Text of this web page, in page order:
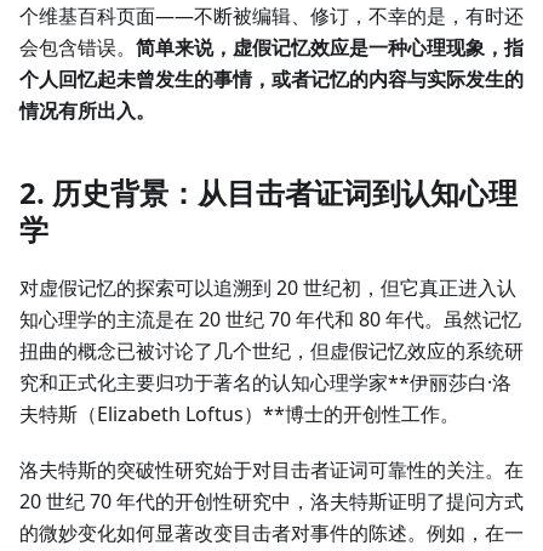
个维基百科页面——不断被编辑、修订，不幸的是，有时还
会包含错误。 简单来说，虚假记忆效应是一种心理现象，指
个人回忆起未曾发生的事情，或者记忆的内容与实际发生的
情况有所出入。
2. 历史背景：从目击者证词到认知心理
学
对虚假记忆的探索可以追溯到 20 世纪初，但它真正进入认
知心理学的主流是在 20 世纪 70 年代和 80 年代。虽然记忆
扭曲的概念已被讨论了几个世纪，但虚假记忆效应的系统研
究和正式化主要归功于著名的认知心理学家**伊丽莎白·洛
夫特斯（Elizabeth Loftus）**博士的开创性工作。
洛夫特斯的突破性研究始于对目击者证词可靠性的关注。在
20 世纪 70 年代的开创性研究中，洛夫特斯证明了提问方式
的微妙变化如何显著改变目击者对事件的陈述。例如，在一